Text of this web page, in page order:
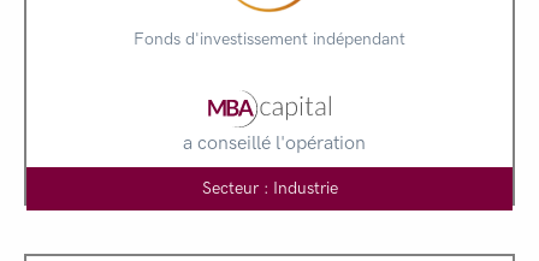
Fonds d'investissement indépendant
a conseillé l'opération
Secteur : Industrie